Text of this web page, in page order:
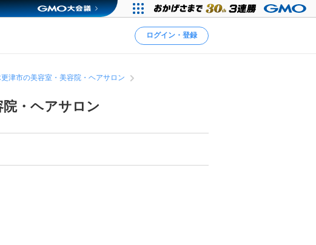
ログイン・登録
津市の美容室・美容院・ヘアサロン
院・ヘアサロン